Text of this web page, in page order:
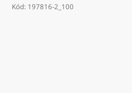
Kód: 197816-2_100